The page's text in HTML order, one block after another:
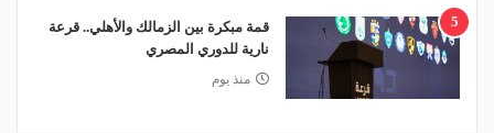
5
قمة مبكرة بين الزمالك والأهلي.. قرعة
نارية للدوري المصري
منذ يوم